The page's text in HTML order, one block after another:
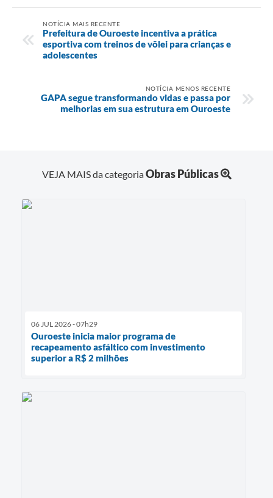
NOTÍCIA MAIS RECENTE
Prefeitura de Ouroeste incentiva a prática
esportiva com treinos de vôlei para crianças e
adolescentes
NOTÍCIA MENOS RECENTE
GAPA segue transformando vidas e passa por
melhorias em sua estrutura em Ouroeste
VEJA MAIS da categoriaObras Públicas
06 JUL 2026 - 07h29
Ouroeste inicia maior programa de
recapeamento asfáltico com investimento
superior a R$ 2 milhões